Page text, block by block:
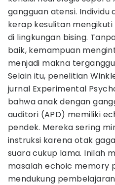
gangguan atensi. Individu
kerap kesulitan
di lingkungan bising.
baik, kemampuan
menjadi makna
Selain itu, penelitian
jurnal Experimental
bahwa anak dengan
auditori (APD) memiliki
pendek. Mereka sering
instruksi karena otak
suara cukup lama. Inilah
masalah echoic memory
mendukung